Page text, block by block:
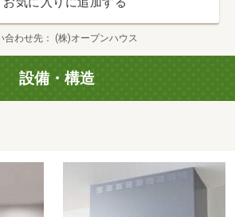
まで1040m
ユニバーサルドラッグ立花店（約
合わせ先 (株)オープンハウス
設備・構造